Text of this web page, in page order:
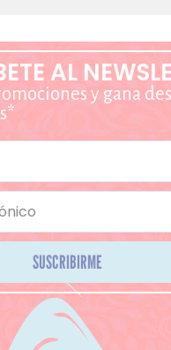
AL
y gana
SUSCRIBIRME